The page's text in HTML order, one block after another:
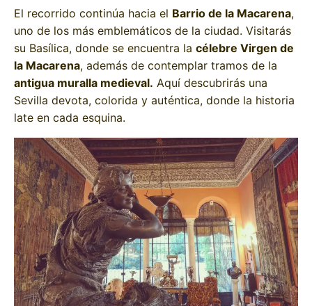
El recorrido continúa hacia el Barrio de la Macarena,
uno de los más emblemáticos de la ciudad. Visitarás
su Basílica, donde se encuentra la célebre Virgen de
la Macarena, además de contemplar tramos de la
antigua muralla medieval. Aquí descubrirás una
Sevilla devota, colorida y auténtica, donde la historia
late en cada esquina.